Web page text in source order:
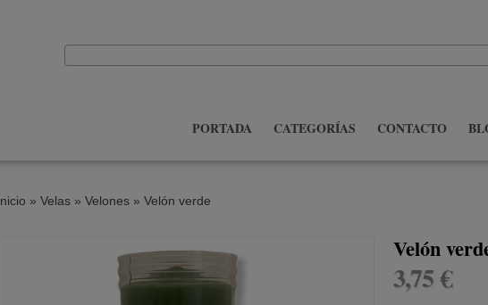
PORTADA CATEGORÍAS CONTACTO
» Velas» Velones» Velón verde
Velón
3,75 €